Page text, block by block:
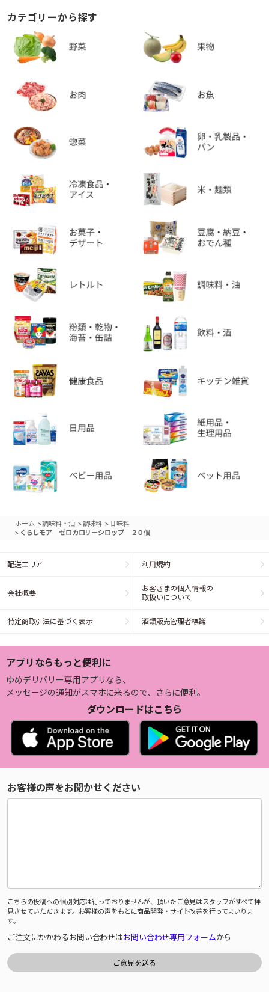
カテゴリーから探す
ホーム >調味料・油 >調味料 >甘味料
> くらしモア ゼロカロリーシロップ ２０個
配送エリア 利用規約
会社概要
お客さまの個人情報の
取扱いについて
特定商取引法に基づく表示 酒類販売管理者標識
アプリならもっと便利に
ゆめデリバリー専用アプリなら、
メッセージの通知がスマホに来るので、さらに便利。
ダウンロードはこちら
お客様の声をお聞かせください
こちらの投稿への個別対応は行っておりませんが、頂いたご意見はスタッフがすべて拝
見させていただきます。お客様の声をもとに商品開発・サイト改善を行ってまいりま
す。
ご注文にかかわるお問い合わせはお問い合わせ専用フォームから